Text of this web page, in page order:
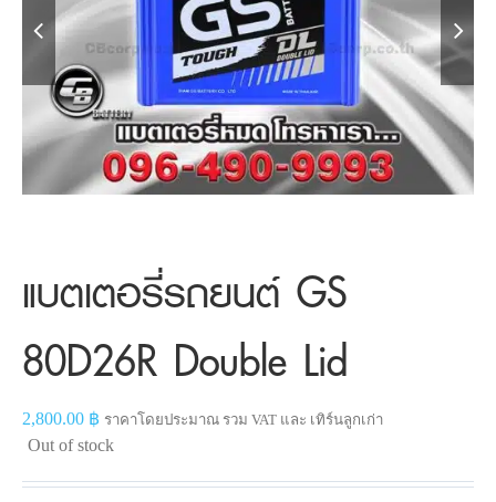
 
แบตเตอรี่รถยนต์ GS
80D26R Double Lid
2,800.00 ฿ ราคาโดยประมาณ รวม VAT และ เทิร์นลูกเก่า
Out of stock